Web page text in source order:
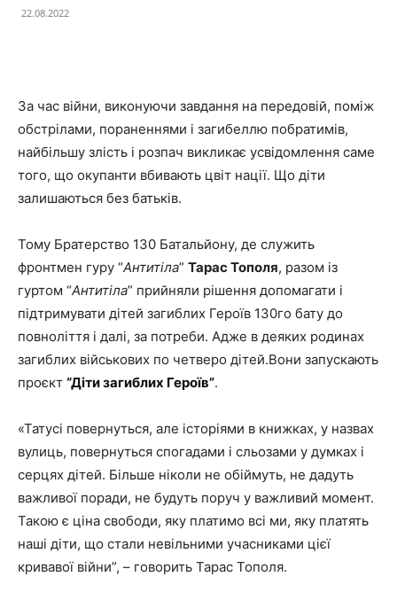
22.08.2022
За час війни, виконуючи завдання на передовій, поміж
обстрілами, пораненнями і загибеллю побратимів,
найбільшу злість і розпач викликає усвідомлення саме
того, що окупанти вбивають цвіт нації. Що діти
залишаються без батьків.
Тому Братерство 130 Батальйону, де служить
фронтмен гуру “Антитіла” Тарас Тополя, разом із
гуртом “Антитіла” прийняли рішення допомагати і
підтримувати дітей загиблих Героїв 130го бату до
повноліття і далі, за потреби. Адже в деяких родинах
загиблих військових по четверо дітей.Вони запускають
проєкт “Діти загиблих Героїв”.
«Татусі повернуться, але історіями в книжках, у назвах
вулиць, повернуться спогадами і сльозами у думках і
серцях дітей. Більше ніколи не обіймуть, не дадуть
важливої поради, не будуть поруч у важливий момент.
Такою є ціна свободи, яку платимо всі ми, яку платять
наші діти, що стали невільними учасниками цієї
кривавої війни”, – говорить Тарас Тополя.